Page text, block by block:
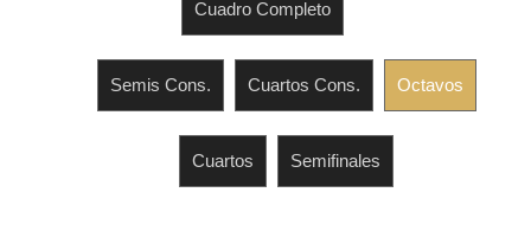
Cuadro Completo
Semis Cons. Cuartos Cons. Octavos
Cuartos Semifinales